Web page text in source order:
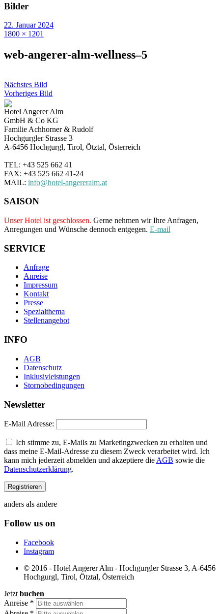
Bilder
22. Januar 2024
1800 × 1201
web-angerer-alm-wellness–5
Nächstes Bild
Vorheriges Bild
Hotel Angerer Alm
GmbH & Co KG
Familie Achhorner & Rudolf
Hochgurgler Strasse 3
A-6456 Hochgurgl, Tirol, Ötztal, Österreich
TEL: +43 525 662 41
FAX: +43 525 662 41-24
MAIL: info@hotel-angereralm.at
SAISON
Unser Hotel ist geschlossen. Gerne nehmen wir Ihre Anfragen,
Anregungen und Wünsche dennoch entgegen. E-mail
SERVICE
Anfrage
Anreise
Impressum
Kontakt
Presse
Spezialthema
Stellenangebot
INFO
AGB
Datenschutz
Inklusivleistungen
Stornobedingungen
Newsletter
E-Mail Adresse:
Ich stimme zu, E-Mails zu Marketingzwecken zu erhalten und
dass meine E-Mail-Adresse zu diesem Zweck verarbeitet wird. Ich
kann mich jederzeit abmelden und akzeptiere die AGB sowie die
Datenschutzerklärung.
anders als andere
Follow us on
Facebook
Instagram
© 2016 - Hotel Angerer Alm - Hochgurgler Strasse 3, A-6456
Hochgurgl, Tirol, Ötztal, Österreich
Jetzt buchen
Anreise *